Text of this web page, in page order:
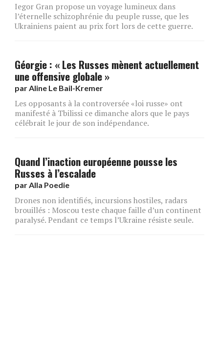
Iegor Gran propose un voyage lumineux dans
l’éternelle schizophrénie du peuple russe, que les
Ukrainiens paient au prix fort lors de cette guerre.
Géorgie : « Les Russes mènent actuellement
une offensive globale »
par Aline Le Bail-Kremer
Les opposants à la controversée «loi russe» ont
manifesté à Tbilissi ce dimanche alors que le pays
célébrait le jour de son indépendance.
Quand l’inaction européenne pousse les
Russes à l’escalade
par Alla Poedie
Drones non identifiés, incursions hostiles, radars
brouillés : Moscou teste chaque faille d’un continent
paralysé. Pendant ce temps l’Ukraine résiste seule.